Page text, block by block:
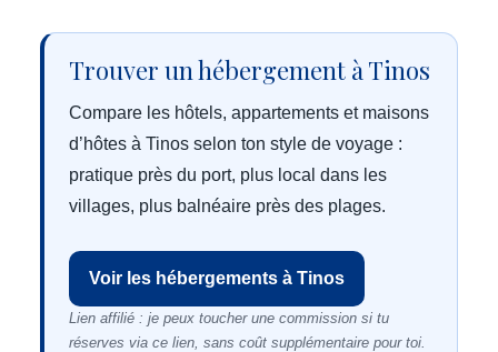
Trouver un hébergement à Tinos
Compare les hôtels, appartements et maisons
d’hôtes à Tinos selon ton style de voyage :
pratique près du port, plus local dans les
villages, plus balnéaire près des plages.
Voir les hébergements à Tinos
Lien affilié : je peux toucher une commission si tu
réserves via ce lien, sans coût supplémentaire pour toi.